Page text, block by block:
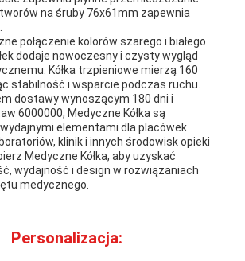
na śruby 76x61mm zapewnia
połączenie kolorów szarego i białego
dodaje nowoczesny i czysty wygląd
Kółka trzpieniowe mierzą 160
stabilność i wsparcie podczas ruchu.
dostawy wynoszącym 180 dni i
6000000, Medyczne Kółka są
elementami dla placówek
klinik i innych środowisk opieki
Medyczne Kółka, aby uzyskać
wydajność i design w rozwiązaniach
medycznego.
Personalizacja: